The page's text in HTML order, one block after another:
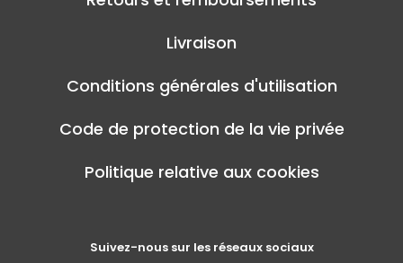
Livraison
Conditions générales d'utilisation
Code de protection de la vie privée
Politique relative aux cookies
Suivez-nous sur les réseaux sociaux